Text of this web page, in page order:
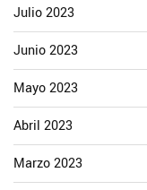
Julio 2023
Junio 2023
Mayo 2023
Abril 2023
Marzo 2023